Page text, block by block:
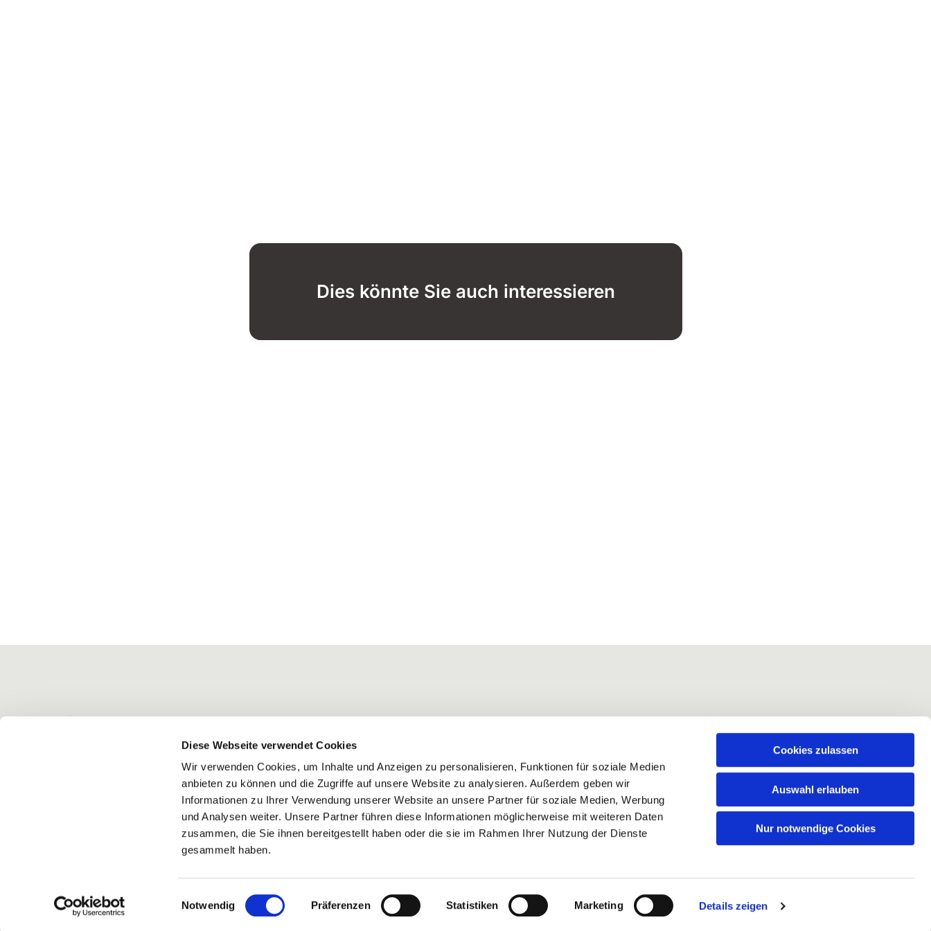
Diese Webseite verwendet Cookies
Wir verwenden Cookies, um Inhalte und Anzeigen zu personalisieren, Funktionen für soziale Medien
anbieten zu können und die Zugriffe auf unsere Website zu analysieren. Außerdem geben wir
Informationen zu Ihrer Verwendung unserer Website an unsere Partner für soziale Medien, Werbung
und Analysen weiter. Unsere Partner führen diese Informationen möglicherweise mit weiteren Daten
zusammen, die Sie ihnen bereitgestellt haben oder die sie im Rahmen Ihrer Nutzung der Dienste
gesammelt haben.
Einwilligungsauswahl
Notwendig Präferenzen Statistiken Marketing Details zeigen
Cookies zulassen
Auswahl erlauben
Nur notwendige Cookies
Dies könnte Sie auch interessieren